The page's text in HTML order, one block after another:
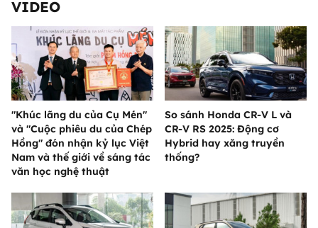
VIDEO
"Khúc lãng du của Cụ Mén"
và "Cuộc phiêu du của Chép
Hồng" đón nhận kỷ lục Việt
Nam và thế giới về sáng tác
văn học nghệ thuật
So sánh Honda CR-V L và
CR-V RS 2025: Động cơ
Hybrid hay xăng truyền
thống?